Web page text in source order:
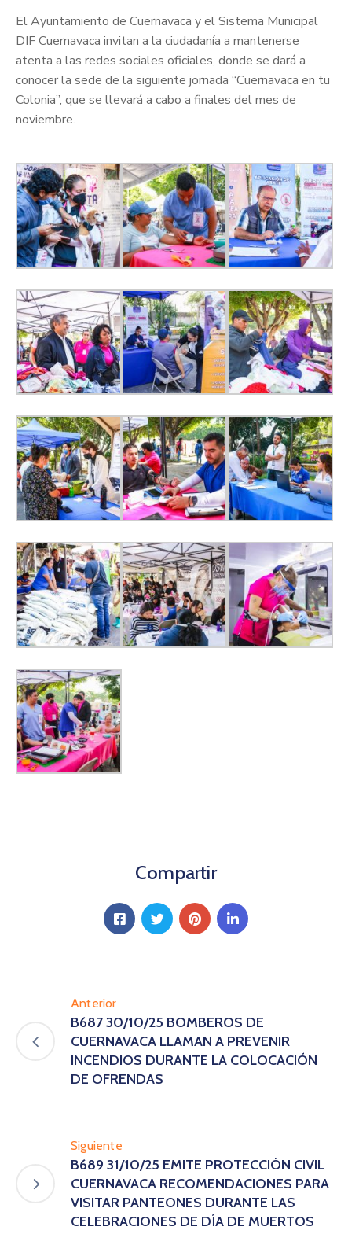
El Ayuntamiento de Cuernavaca y el Sistema Municipal
DIF Cuernavaca invitan a la ciudadanía a mantenerse
atenta a las redes sociales oficiales, donde se dará a
conocer la sede de la siguiente jornada “Cuernavaca en tu
Colonia”, que se llevará a cabo a finales del mes de
noviembre.
Compartir
Anterior
B687 30/10/25 BOMBEROS DE
CUERNAVACA LLAMAN A PREVENIR
INCENDIOS DURANTE LA COLOCACIÓN
DE OFRENDAS
Siguiente
B689 31/10/25 EMITE PROTECCIÓN CIVIL
CUERNAVACA RECOMENDACIONES PARA
VISITAR PANTEONES DURANTE LAS
CELEBRACIONES DE DÍA DE MUERTOS